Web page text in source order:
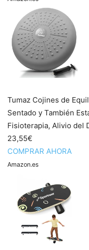
Tumaz Cojines de
Sentado y También
Fisioterapia, Alivio del
23,55€
COMPRAR AHORA
Amazon.es